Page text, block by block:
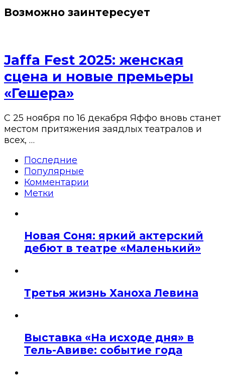
Возможно заинтересует
Jaffa Fest 2025: женская
сцена и новые премьеры
«Гешера»
С 25 ноября по 16 декабря Яффо вновь станет
местом притяжения заядлых театралов и
всех, …
Последние
Популярные
Комментарии
Метки
Новая Соня: яркий актерский
дебют в театре «Маленький»
Третья жизнь Ханоха Левина
Выставка «На исходе дня» в
Тель-Авиве: событие года